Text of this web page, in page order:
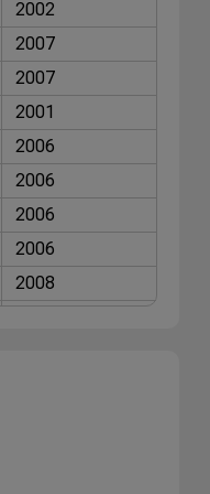
2002
2007
2007
2001
2006
2006
2006
2006
2008